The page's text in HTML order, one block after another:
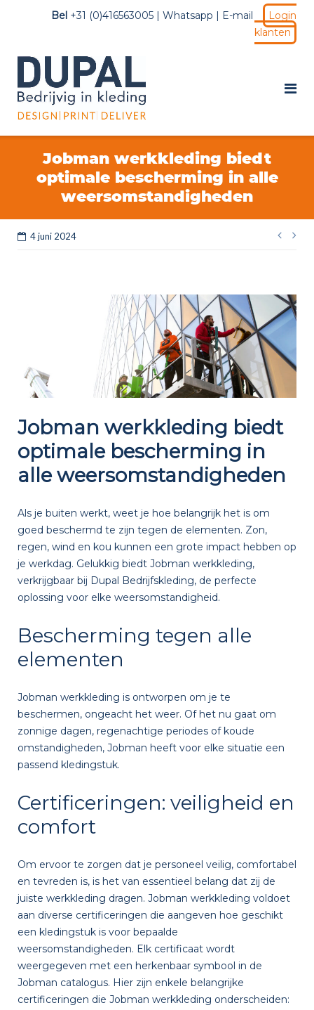
inhoud
Bel +31 (0)416563005 |Whatsapp | E-mail
Login
klanten
Jobman werkkleding biedt
optimale bescherming in alle
weersomstandigheden
4 juni 2024
Jobman werkkleding biedt
optimale bescherming in
alle weersomstandigheden
Als je buiten werkt, weet je hoe belangrijk het is om
goed beschermd te zijn tegen de elementen. Zon,
regen, wind en kou kunnen een grote impact hebben op
je werkdag. Gelukkig biedt Jobman werkkleding,
verkrijgbaar bij Dupal Bedrijfskleding, de perfecte
oplossing voor elke weersomstandigheid.
Bescherming tegen alle
elementen
Jobman werkkleding is ontworpen om je te
beschermen, ongeacht het weer. Of het nu gaat om
zonnige dagen, regenachtige periodes of koude
omstandigheden, Jobman heeft voor elke situatie een
passend kledingstuk.
Certificeringen: veiligheid en
comfort
Om ervoor te zorgen dat je personeel veilig, comfortabel
en tevreden is, is het van essentieel belang dat zij de
juiste werkkleding dragen. Jobman werkkleding voldoet
aan diverse certificeringen die aangeven hoe geschikt
een kledingstuk is voor bepaalde
weersomstandigheden. Elk certificaat wordt
weergegeven met een herkenbaar symbool in de
Jobman catalogus. Hier zijn enkele belangrijke
certificeringen die Jobman werkkleding onderscheiden: